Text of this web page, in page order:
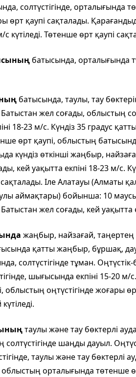
солтүстігінде, орталығында
қаупі сақталады.
с күтіледі. Төтенше өрт қаупі
батысында, орталығында
батысында, таулы, тау
Батыстан жел соғады, облыстың
18-23 м/с. Күндіз 35 градус
өрт қаупі, облыстың
күндіз өткінші жаңбыр,
кей уақытта екпіні 18-23 м/с.
Іле Алатауы (Алматы
аймақтары) бойынша: 10
Батыстан жел соғады, кей уақытта
жаңбыр, найзағай, таңертең
қатты жаңбыр, бұршақ,
солтүстігінде тұман.
шығысында екпіні 15-20
облыстың оңтүстігінде жоғары
таулы және тау бөктерлі
солтүстігінде шаңды дауыл.
таулы және тау бөктерлі
облыстың орталығында төтенше